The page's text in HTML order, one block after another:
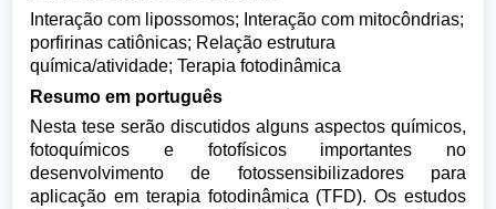
Interação com lipossomos; Interação com mitocôndrias;
porfirinas catiônicas; Relação estrutura
química/atividade; Terapia fotodinâmica
Resumo em português
Nesta tese serão discutidos alguns aspectos químicos,
fotoquímicos e fotofísicos importantes no
desenvolvimento de fotossensibilizadores para
aplicação em terapia fotodinâmica (TFD). Os estudos